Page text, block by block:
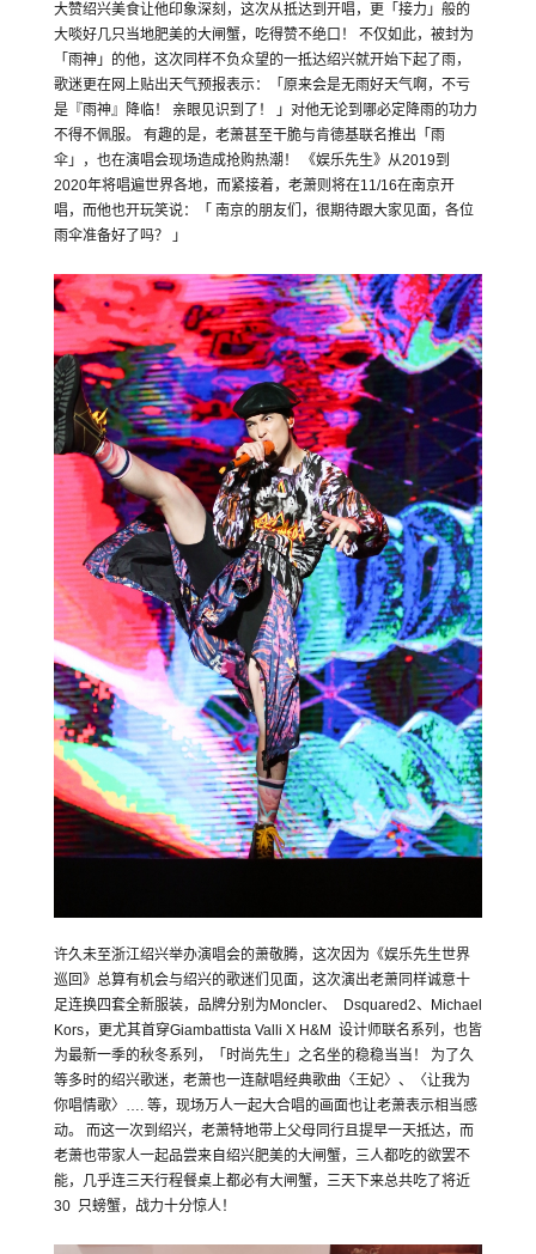
大赞绍兴美食让他印象深刻，这次从抵达到开唱，更「接力」般的
大啖好几只当地肥美的大闸蟹，吃得赞不绝口！ 不仅如此，被封为
「雨神」的他，这次同样不负众望的一抵达绍兴就开始下起了雨，
歌迷更在网上贴出天气预报表示：「原来会是无雨好天气啊，不亏
是『雨神』降临！ 亲眼见识到了！ 」对他无论到哪必定降雨的功力
不得不佩服。 有趣的是，老萧甚至干脆与肯德基联名推出「雨
伞」，也在演唱会现场造成抢购热潮！ 《娱乐先生》从2019到
2020年将唱遍世界各地，而紧接着，老萧则将在11/16在南京开
唱，而他也开玩笑说：「 南京的朋友们，很期待跟大家见面，各位
雨伞准备好了吗？ 」
许久未至浙江绍兴举办演唱会的萧敬腾，这次因为《娱乐先生世界
巡回》总算有机会与绍兴的歌迷们见面，这次演出老萧同样诚意十
足连换四套全新服装，品牌分别为Moncler、 Dsquared2、Michael
Kors，更尤其首穿Giambattista Valli X H&M 设计师联名系列，也皆
为最新一季的秋冬系列，「时尚先生」之名坐的稳稳当当！ 为了久
等多时的绍兴歌迷，老萧也一连献唱经典歌曲〈王妃〉、〈让我为
你唱情歌〉…. 等，现场万人一起大合唱的画面也让老萧表示相当感
动。 而这一次到绍兴，老萧特地带上父母同行且提早一天抵达，而
老萧也带家人一起品尝来自绍兴肥美的大闸蟹，三人都吃的欲罢不
能，几乎连三天行程餐桌上都必有大闸蟹，三天下来总共吃了将近
30 只螃蟹，战力十分惊人！